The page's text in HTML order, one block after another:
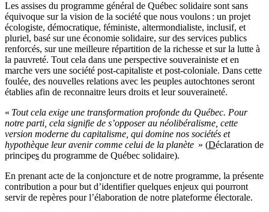
Les assises du programme général de Québec solidaire sont sans
équivoque sur la vision de la société que nous voulons : un projet
écologiste, démocratique, féministe, altermondialiste, inclusif, et
pluriel, basé sur une économie solidaire, sur des services publics
renforcés, sur une meilleure répartition de la richesse et sur la lutte à
la pauvreté. Tout cela dans une perspective souverainiste et en
marche vers une société post-capitaliste et post-coloniale. Dans cette
foulée, des nouvelles relations avec les peuples autochtones seront
établies afin de reconnaitre leurs droits et leur souveraineté.
« Tout cela exige une transformation profonde du Québec. Pour
notre parti, cela signifie de s’opposer au néolibéralisme, cette
version moderne du capitalisme, qui domine nos sociétés et
hypothèque leur avenir comme celui de la planète » (Déclaration de
principes du programme de Québec solidaire).
En prenant acte de la conjoncture et de notre programme, la présente
contribution a pour but d’identifier quelques enjeux qui pourront
servir de repères pour l’élaboration de notre plateforme électorale.